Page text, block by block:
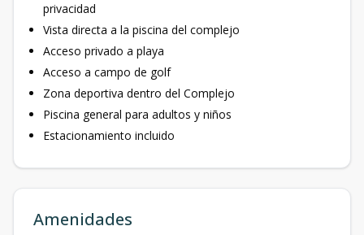
privacidad
Vista directa a la piscina del complejo
Acceso privado a playa
Acceso a campo de golf
Zona deportiva dentro del Complejo
Piscina general para adultos y niños
Estacionamiento incluido
Amenidades